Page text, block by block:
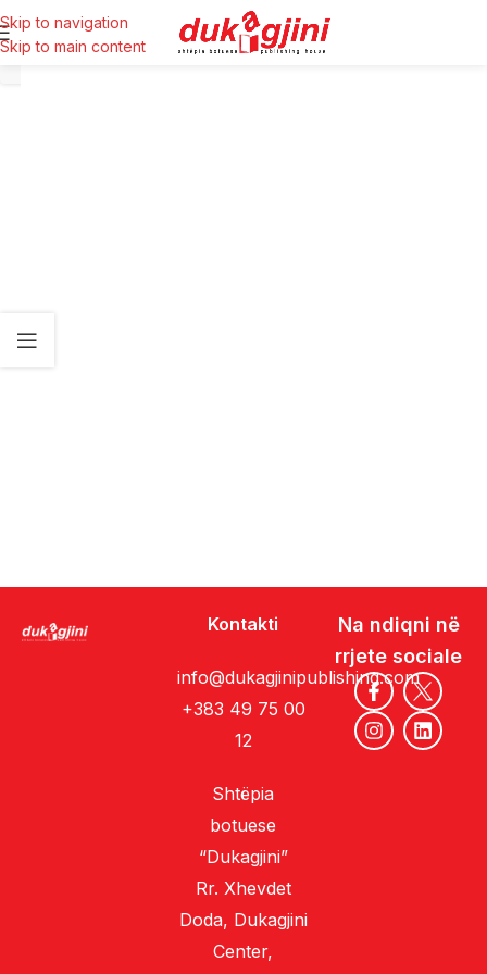
Skip to navigation
Skip to main content
Kontakti
info@dukagjinipublishing.com
+383 49 75 00
12
Shtëpia
botuese
“Dukagjini”
Rr. Xhevdet
Doda, Dukagjini
Center,
Na ndiqni në
rrjete sociale